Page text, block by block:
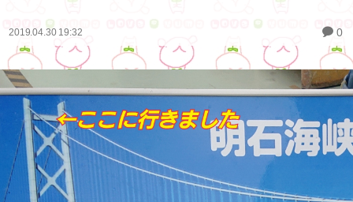
2019.04.30 19:32 0